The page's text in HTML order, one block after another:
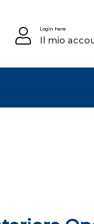
Login here
Il mio